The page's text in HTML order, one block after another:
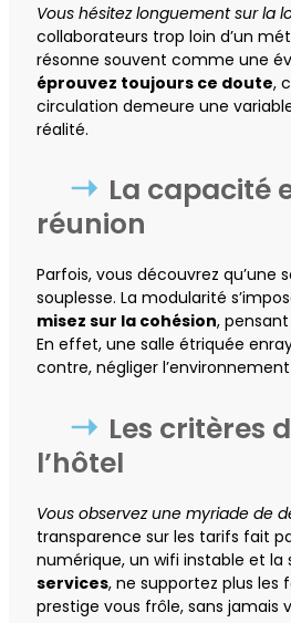
Vous hésitez longuement sur la
collaborateurs trop loin d’un
résonne souvent comme une
éprouvez toujours ce doute,
circulation demeure une
réalité.
La capacité
réunion
Parfois, vous découvrez qu’une
souplesse. La modularité
misez sur la cohésion,
En effet, une salle étriquée
contre, négliger
Les critères
l’hôtel
Vous observez une myriade de
transparence sur les tarifs fait
numérique, un wifi instable et la
services, ne supportez plus les
prestige vous frôle, sans jamais